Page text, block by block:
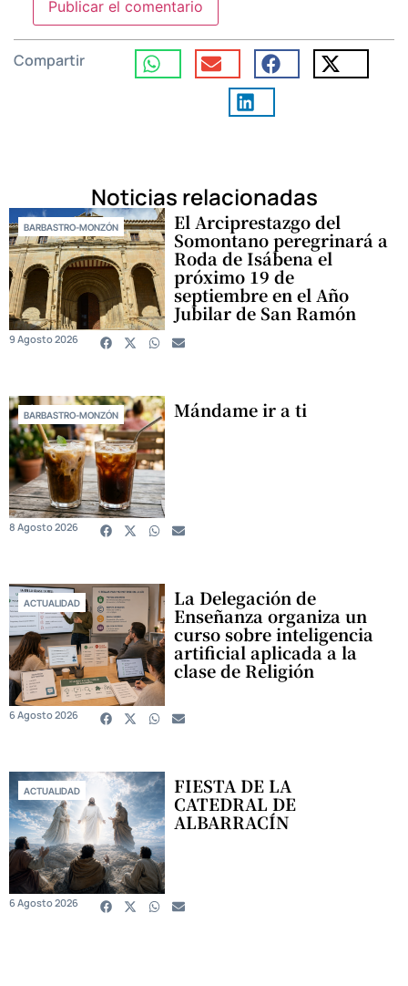
Compartir
Noticias relacionadas
BARBASTRO-MONZÓN El Arciprestazgo del
Somontano peregrinará a
Roda de Isábena el
próximo 19 de
septiembre en el Año
Jubilar de San Ramón
9 Agosto 2026
BARBASTRO-MONZÓN Mándame ir a ti
8 Agosto 2026
ACTUALIDAD La Delegación de
Enseñanza organiza un
curso sobre inteligencia
artificial aplicada a la
clase de Religión
6 Agosto 2026
ACTUALIDAD FIESTA DE LA
CATEDRAL DE
ALBARRACÍN
6 Agosto 2026